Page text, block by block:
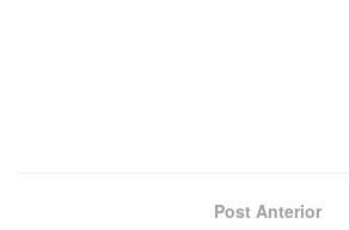
Post Anterior